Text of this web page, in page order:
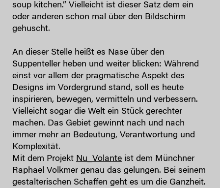
soup kitchen.” Vielleicht ist dieser Satz dem ein
oder anderen schon mal über den Bildschirm
gehuscht.
An dieser Stelle heißt es Nase über den
Suppenteller heben und weiter blicken: Während
einst vor allem der pragmatische Aspekt des
Designs im Vordergrund stand, soll es heute
inspirieren, bewegen, vermitteln und verbessern.
Vielleicht sogar die Welt ein Stück gerechter
machen. Das Gebiet gewinnt nach und nach
immer mehr an Bedeutung, Verantwortung und
Komplexität.
Mit dem Projekt Nu_Volante ist dem Münchner
Raphael Volkmer genau das gelungen. Bei seinem
gestalterischen Schaffen geht es um die Ganzheit.